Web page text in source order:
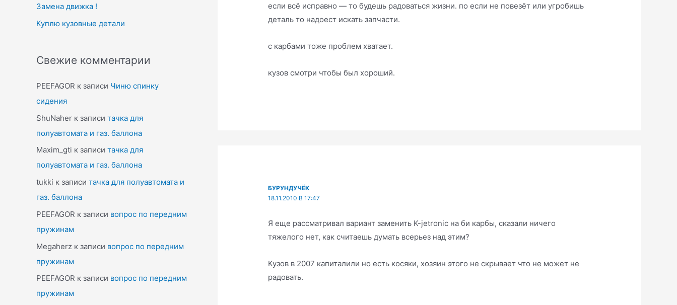
Замена движка !
Куплю кузовные детали
Свежие комментарии
PEEFAGOR к записи Чиню спинку
сидения
ShuNaher к записи тачка для
полуавтомата и газ. баллона
Maxim_gti к записи тачка для
полуавтомата и газ. баллона
tukki к записи тачка для полуавтомата и
газ. баллона
PEEFAGOR к записи вопрос по передним
пружинам
Megaherz к записи вопрос по передним
пружинам
PEEFAGOR к записи вопрос по передним
пружинам
если всё исправно — то будешь радоваться жизни. по если не повезёт или угробишь
деталь то надоест искать запчасти.
с карбами тоже проблем хватает.
кузов смотри чтобы был хороший.
БУРУНДУЧЁК
18.11.2010 В 17:47
Я еще рассматривал вариант заменить K-jetroniс на би карбы, сказали ничего
тяжелого нет, как считаешь думать всерьез над этим?
Кузов в 2007 капиталили но есть косяки, хозяин этого не скрывает что не может не
радовать.